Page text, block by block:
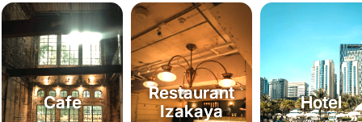
Cafe
Restaurant
Izakaya
Hotel